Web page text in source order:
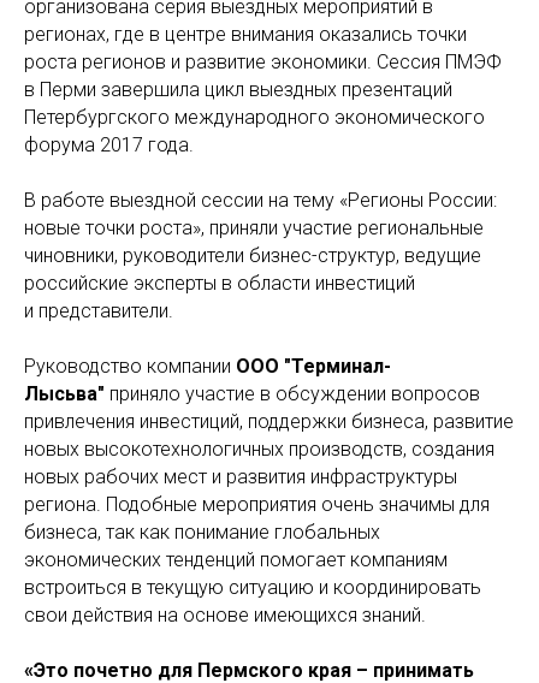
организована серия выездных мероприятий в
регионах, где в центре внимания оказались точки
роста регионов и развитие экономики. Сессия ПМЭФ
в Перми завершила цикл выездных презентаций
Петербургского международного экономического
форума 2017 года.
В работе выездной сессии на тему «Регионы России:
новые точки роста», приняли участие региональные
чиновники, руководители бизнес-структур, ведущие
российские эксперты в области инвестиций
и представители.
Руководство компании ООО "Терминал-
Лысьва" приняло участие в обсуждении вопросов
привлечения инвестиций, поддержки бизнеса, развитие
новых высокотехнологичных производств, создания
новых рабочих мест и развития инфраструктуры
региона. Подобные мероприятия очень значимы для
бизнеса, так как понимание глобальных
экономических тенденций помогает компаниям
встроиться в текущую ситуацию и координировать
свои действия на основе имеющихся знаний.
«Это почетно для Пермского края – принимать